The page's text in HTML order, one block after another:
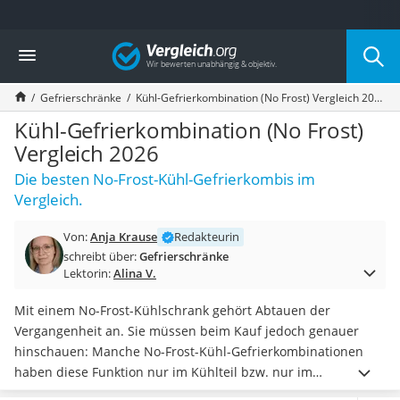
Die beliebtesten Vergleiche nach Kategorie
Haushalt
Wassersprudler
Zentralstaubsauger
Brotbackautomat
Wischroboter
Wäschespinne
Industriestaubsauger
Spülmaschinentabs
Eierkocher
AEG-Waschmaschine
Saug-Wisch-Roboter
Handstaubsauger
Milchaufschäumer
Kondenstrockner
Reiskocher
Heißwasserspender
Vergleich
Gefrierschränke Kühl-Gefrierkombination (No Frost) Vergleich 2026
Kühl-Gefrierkombination (No Frost)
Vergleich 2026
Die besten No-Frost-Kühl-Gefrierkombis im
Vergleich.
Von:Anja Krause
Redakteurin
schreibt über:Gefrierschränke
Lektorin:Alina V.
Mit einem No-Frost-Kühlschrank gehört Abtauen der
Vergangenheit an. Sie müssen beim Kauf jedoch genauer
hinschauen: Manche No-Frost-Kühl-Gefrierkombinationen
haben diese Funktion nur im Kühlteil bzw. nur im
Gefrierfach. Viele Ablagenbedeuten viel Stauraum.